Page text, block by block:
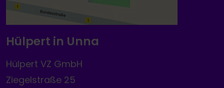
Hülpert in Unna
Hülpert VZ GmbH
Ziegelstraße 25